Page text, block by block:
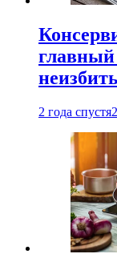
главный
2 года спустя